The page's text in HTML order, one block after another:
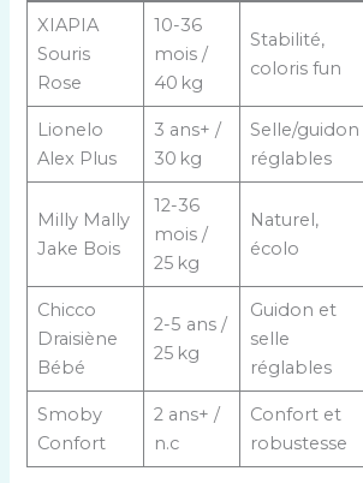
XIAPIA
Souris
Rose
10-36
mois /
40 kg
Stabilité,
coloris fun
Lionelo
Alex Plus
3 ans+ /
30 kg
Selle/guidon
réglables
Milly Mally
Jake Bois
12-36
mois /
25 kg
Naturel,
écolo
Chicco
Draisiène
Bébé
2-5 ans /
25 kg
Guidon et
selle
réglables
Smoby
Confort
2 ans+ /
n.c
Confort et
robustesse